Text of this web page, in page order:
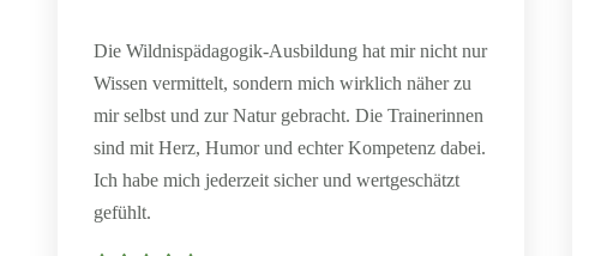
Die Wildnispädagogik-Ausbildung hat mir nicht nur
Wissen vermittelt, sondern mich wirklich näher zu
mir selbst und zur Natur gebracht. Die Trainerinnen
sind mit Herz, Humor und echter Kompetenz dabei.
Ich habe mich jederzeit sicher und wertgeschätzt
gefühlt.